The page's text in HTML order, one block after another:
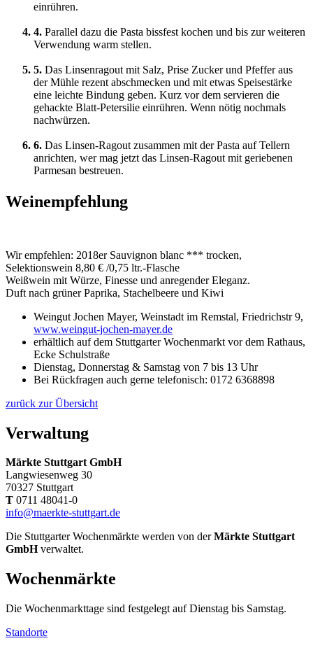
einrühren.
4. Parallel dazu die Pasta bissfest kochen und bis zur weiteren
Verwendung warm stellen.
5. Das Linsenragout mit Salz, Prise Zucker und Pfeffer aus
der Mühle rezent abschmecken und mit etwas Speisestärke
eine leichte Bindung geben. Kurz vor dem servieren die
gehackte Blatt-Petersilie einrühren. Wenn nötig nochmals
nachwürzen.
6. Das Linsen-Ragout zusammen mit der Pasta auf Tellern
anrichten, wer mag jetzt das Linsen-Ragout mit geriebenen
Parmesan bestreuen.
Weinempfehlung
Wir empfehlen: 2018er Sauvignon blanc *** trocken,
Selektionswein 8,80 € /0,75 ltr.-Flasche
Weißwein mit Würze, Finesse und anregender Eleganz.
Duft nach grüner Paprika, Stachelbeere und Kiwi
Weingut Jochen Mayer, Weinstadt im Remstal, Friedrichstr 9,
www.weingut-jochen-mayer.de
erhältlich auf dem Stuttgarter Wochenmarkt vor dem Rathaus,
Ecke Schulstraße
Dienstag, Donnerstag & Samstag von 7 bis 13 Uhr
Bei Rückfragen auch gerne telefonisch: 0172 6368898
zurück zur Übersicht
Verwaltung
Märkte Stuttgart GmbH
Langwiesenweg 30
70327 Stuttgart
T 0711 48041-0
info@maerkte-stuttgart.de
Die Stuttgarter Wochenmärkte werden von derMärkte Stuttgart
GmbHverwaltet.
Wochenmärkte
Die Wochenmarkttage sind festgelegt auf Dienstag bis Samstag.
Standorte